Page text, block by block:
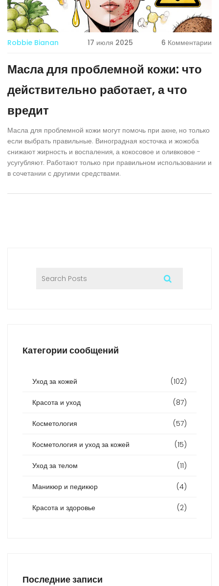
Robbie Bianan 17 июля 2025 6 Комментарии
Масла для проблемной кожи: что
действительно работает, а что
вредит
Масла для проблемной кожи могут помочь при акне, но только
если выбрать правильные. Виноградная косточка и жожоба
снижают жирность и воспаления, а кокосовое и оливковое -
усугубляют. Работают только при правильном использовании и
в сочетании с другими средствами.
Категории сообщений
Уход за кожей (102)
Красота и уход (87)
Косметология (57)
Косметология и уход за кожей (15)
Уход за телом (11)
Маникюр и педикюр (4)
Красота и здоровье (2)
Последние записи